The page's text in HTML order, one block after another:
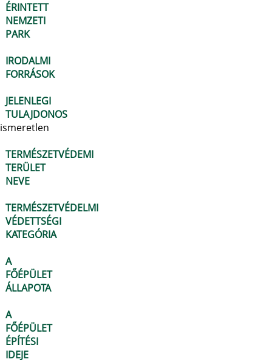
ÉRINTETT
NEMZETI
PARK
IRODALMI
FORRÁSOK
JELENLEGI
TULAJDONOS
ismeretlen
TERMÉSZETVÉDEMI
TERÜLET
NEVE
TERMÉSZETVÉDELMI
VÉDETTSÉGI
KATEGÓRIA
A
FŐÉPÜLET
ÁLLAPOTA
A
FŐÉPÜLET
ÉPÍTÉSI
IDEJE